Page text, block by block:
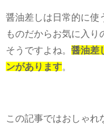
醤油差しは日常的に使
ものだからお気に入り
そうですよね。 醤油差
ンがあります。
この記事ではおしゃれ